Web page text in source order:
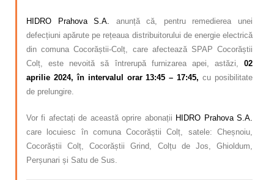
HIDRO Prahova S.A.
anunță că, pentru remedierea unei
defecțiuni apărute pe rețeaua distribuitorului de energie electrică
din comuna Cocorăștii-Colț, care afectează SPAP Cocorăștii
Colț, este nevoită să întrerupă furnizarea apei, astăzi, 02
aprilie 2024, în intervalul orar 13:45 – 17:45,cu posibilitate
de prelungire.
Vor fi afectați de această oprire abonații HIDRO Prahova S.A.
care locuiesc în comuna Cocorăștii Colț, satele: Cheșnoiu,
Cocorăștii Colț, Cocorăștii Grind, Colțu de Jos, Ghioldum,
Perșunari și Satu de Sus.